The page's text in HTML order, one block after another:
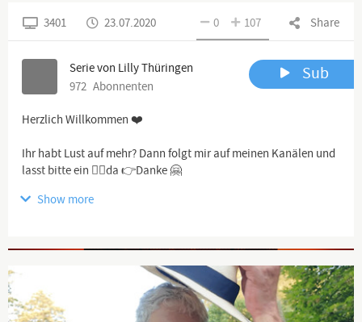
Share
0 107
3401 23.07.2020
Serie von Lilly Thüringen
972 Abonnenten
Sub
Herzlich Willkommen ❤️
Ihr habt Lust auf mehr? Dann folgt mir auf meinen Kanälen und
lasst bitte ein 👍🏻da 👉Danke 🤗
HAUPTKANAL YOUTUBE :
http://www.youtube.com/c/LillyThüringen20
Show more